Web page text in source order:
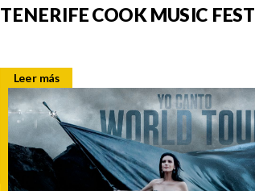
TENERIFE COOK MUSIC FEST
Leer más